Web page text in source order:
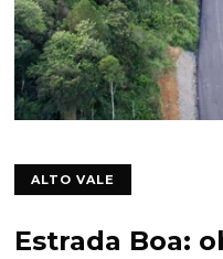
ALTO VALE
Estrada Boa: